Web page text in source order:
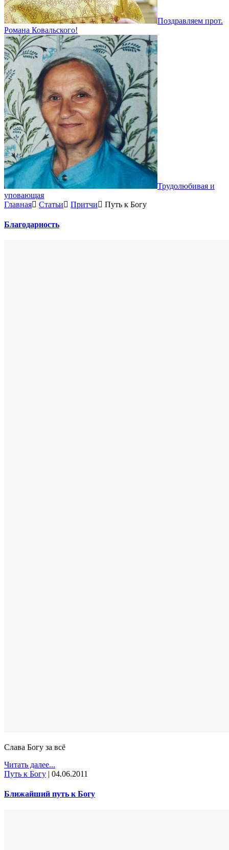
Поздравляем прот.
Романа Ковальского!
Трудолюбивая и
уповающая
Главная
Статьи Притчи Путь к Богу
Благодарность
Слава Богу за всё
Читать далее...
Путь к Богу | 04.06.2011
Ближайший путь к Богу